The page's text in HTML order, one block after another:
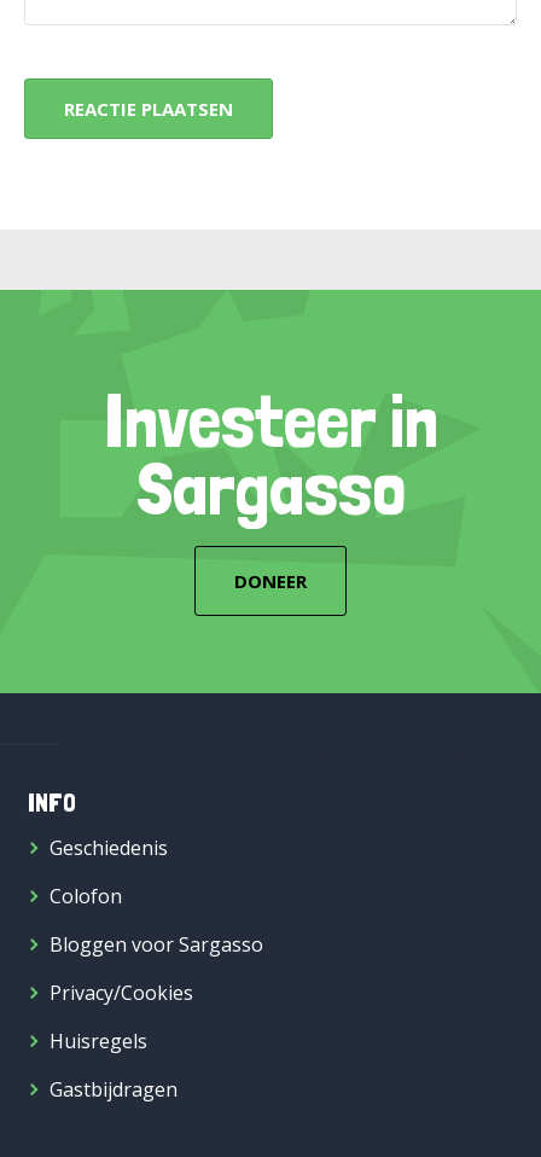
Investeer in
Sargasso
DONEER
INFO
Geschiedenis
Colofon
Bloggen voor Sargasso
Privacy/Cookies
Huisregels
Gastbijdragen